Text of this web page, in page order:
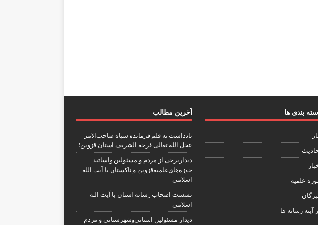
آخرین مطالب
یادداشت به قلم فرمانده سپاه صاحب‌الامر
عجل الله تعالی فرجه الشریف استان قزوین؛
دیداربرخی از مردم و مسئولین واساتید
حوزه‌های‌علمیه‌قزوین و تاکستان با آیت الله
اسلامی
نشست اصحاب رسانه استان با آیت الله
اسلامی
دیدار مسئولین استانی‌وشهرستانی و مردم‌
بندی ها
علمیه
آینه رسانه ها